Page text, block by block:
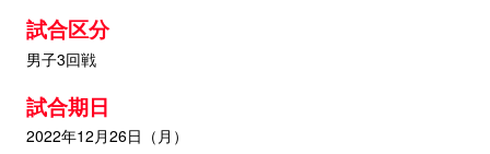
試合区分
男子3回戦
試合期日
2022年12月26日（月）